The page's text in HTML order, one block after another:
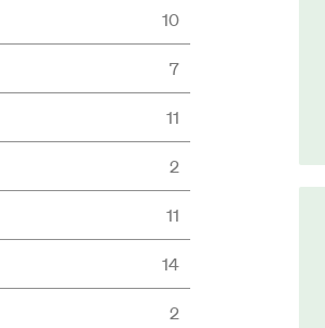
10
7
11
2
11
14
2